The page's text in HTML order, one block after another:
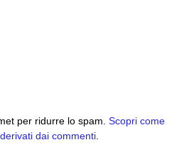
per ridurre lo spam. Scopri come
dai commenti.